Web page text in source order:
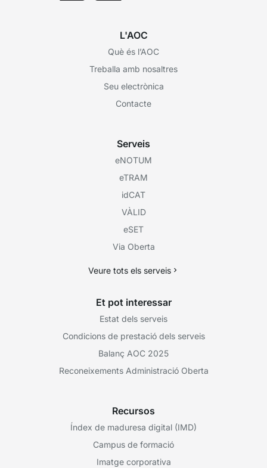
L'AOC
Què és l’AOC
Treballa amb nosaltres
Seu electrònica
Contacte
Serveis
eNOTUM
eTRAM
idCAT
VÀLID
eSET
Via Oberta
Veure tots els serveis
Et pot interessar
Estat dels serveis
Condicions de prestació dels serveis
Balanç AOC 2025
Reconeixements Administració Oberta
Recursos
Índex de maduresa digital (IMD)
Campus de formació
Imatge corporativa